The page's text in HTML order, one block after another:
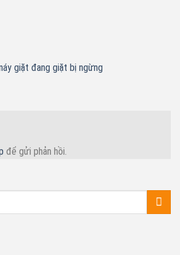
giặt đang giặt bị ngừng
để gửi phản hồi.